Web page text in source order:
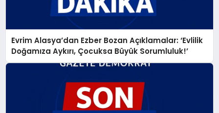
Evrim Alasya’dan Ezber Bozan Açıklamalar: ‘Evlilik
Doğamıza Aykırı, Çocuksa Büyük Sorumluluk!’